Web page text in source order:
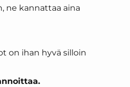
ne kannattaa aina
on ihan hyvä silloin